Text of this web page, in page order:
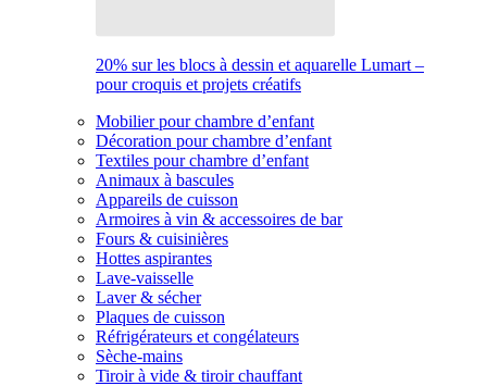
20% sur les blocs à dessin et aquarelle Lumart –
pour croquis et projets créatifs
Mobilier pour chambre d’enfant
Décoration pour chambre d’enfant
Textiles pour chambre d’enfant
Animaux à bascules
Appareils de cuisson
Armoires à vin & accessoires de bar
Fours & cuisinières
Hottes aspirantes
Lave-vaisselle
Laver & sécher
Plaques de cuisson
Réfrigérateurs et congélateurs
Sèche-mains
Tiroir à vide & tiroir chauffant